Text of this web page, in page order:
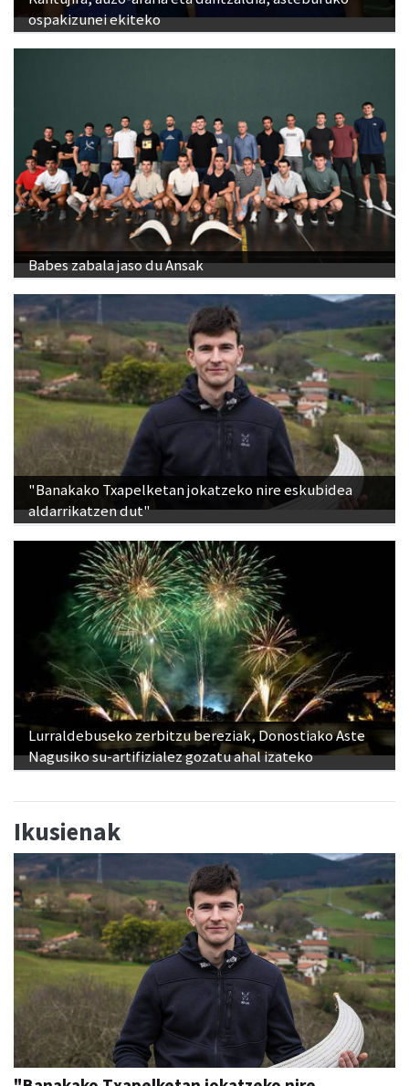
ospakizunei ekiteko
Babes zabala jaso du Ansak
"Banakako Txapelketan jokatzeko nire eskubidea
aldarrikatzen dut"
Lurraldebuseko zerbitzu bereziak, Donostiako Aste
Nagusiko su-artifizialez gozatu ahal izateko
Ikusienak